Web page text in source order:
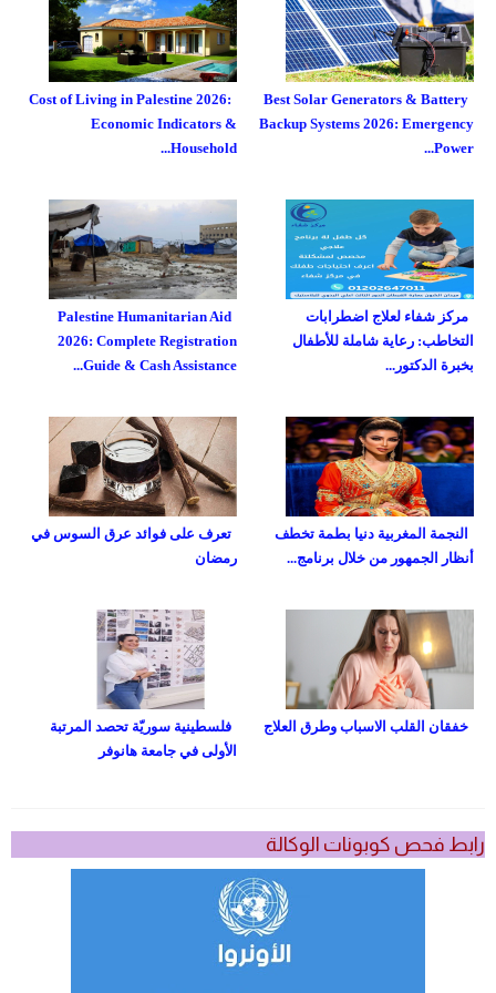
Cost of Living in Palestine 2026:
Economic Indicators &
Household...
Best Solar Generators & Battery
Backup Systems 2026: Emergency
Power...
Palestine Humanitarian Aid
2026: Complete Registration
Guide & Cash Assistance...
مركز شفاء لعلاج اضطرابات
التخاطب: رعاية شاملة للأطفال
بخبرة الدكتور...
تعرف على فوائد عرق السوس في
رمضان
النجمة المغربية دنيا بطمة تخطف
أنظار الجمهور من خلال برنامج...
فلسطينية سوريّة تحصد المرتبة
الأولى في جامعة هانوفر
خفقان القلب الاسباب وطرق العلاج
رابط فحص كوبونات الوكالة